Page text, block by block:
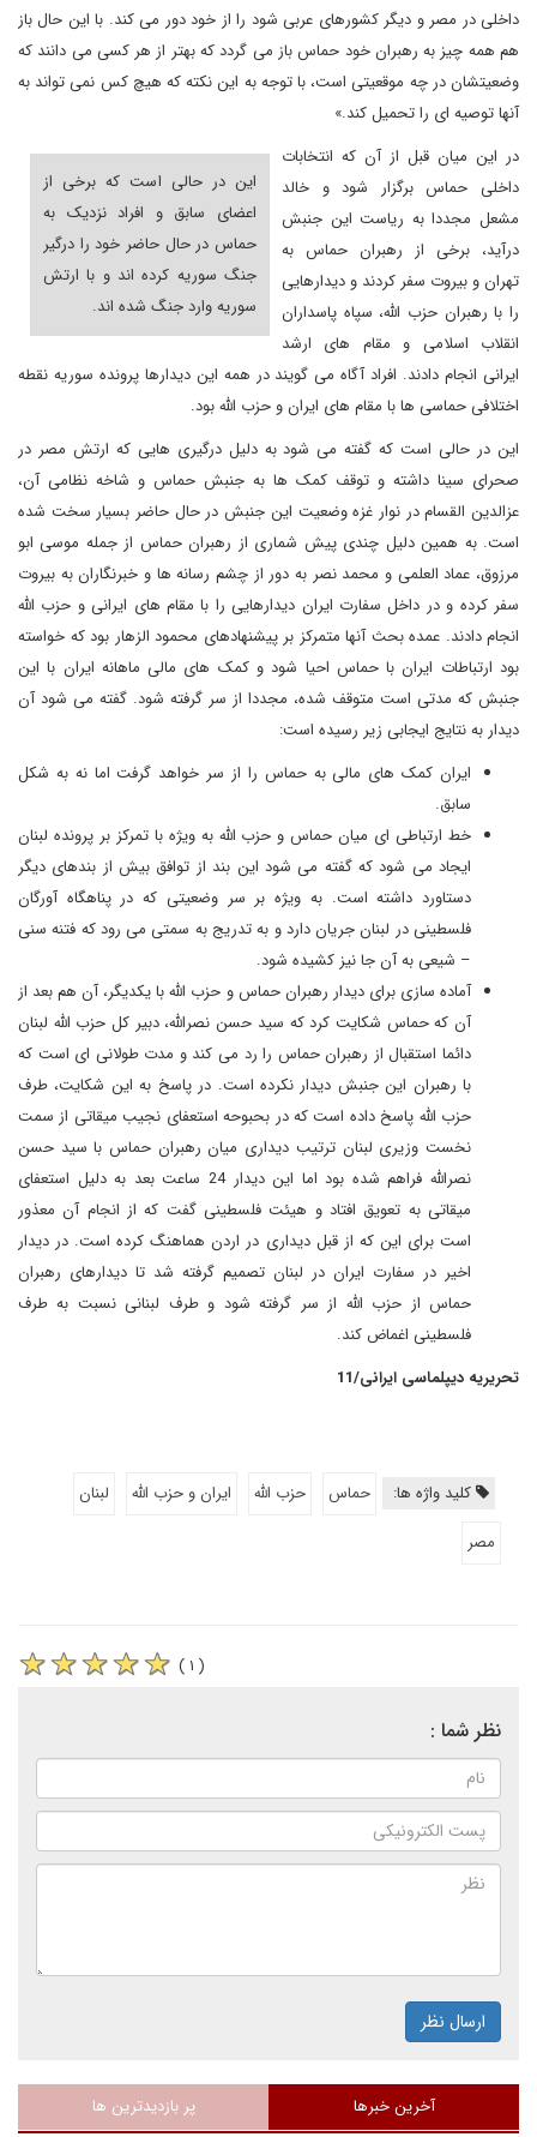
داخلی در مصر و دیگر کشورهای عربی شود را از خود دور می کند. با این حال باز
هم همه چیز به رهبران خود حماس باز می گردد که بهتر از هر کسی می دانند که
وضعیتشان در چه موقعیتی است، با توجه به این نکته که هیچ کس نمی تواند به
آنها توصیه ای را تحمیل کند.»
این در حالی است که برخی از
اعضای سابق و افراد نزدیک به
حماس در حال حاضر خود را درگیر
جنگ سوریه کرده اند و با ارتش
سوریه وارد جنگ شده اند.
در این میان قبل از آن که انتخابات
داخلی حماس برگزار شود و خالد
مشعل مجددا به ریاست این جنبش
درآید، برخی از رهبران حماس به
تهران و بیروت سفر کردند و دیدارهایی
را با رهبران حزب الله، سپاه پاسداران
انقلاب اسلامی و مقام های ارشد
ایرانی انجام دادند. افراد آگاه می گویند در همه این دیدارها پرونده سوریه نقطه
اختلافی حماسی ها با مقام های ایران و حزب الله بود.
این در حالی است که گفته می شود به دلیل درگیری هایی که ارتش مصر در
صحرای سینا داشته و توقف کمک ها به جنبش حماس و شاخه نظامی آن،
عزالدین القسام در نوار غزه وضعیت این جنبش در حال حاضر بسیار سخت شده
است. به همین دلیل چندی پیش شماری از رهبران حماس از جمله موسی ابو
مرزوق، عماد العلمی و محمد نصر به دور از چشم رسانه ها و خبرنگاران به بیروت
سفر کرده و در داخل سفارت ایران دیدارهایی را با مقام های ایرانی و حزب الله
انجام دادند. عمده بحث آنها متمرکز بر پیشنهادهای محمود الزهار بود که خواسته
بود ارتباطات ایران با حماس احیا شود و کمک های مالی ماهانه ایران با این
جنبش که مدتی است متوقف شده، مجددا از سر گرفته شود. گفته می شود آن
دیدار به نتایج ایجابی زیر رسیده است:
ایران کمک های مالی به حماس را از سر خواهد گرفت اما نه به شکل
سابق.
خط ارتباطی ای میان حماس و حزب الله به ویژه با تمرکز بر پرونده لبنان
ایجاد می شود که گفته می شود این بند از توافق بیش از بندهای دیگر
دستاورد داشته است. به ویژه بر سر وضعیتی که در پناهگاه آورگان
فلسطینی در لبنان جریان دارد و به تدریج به سمتی می رود که فتنه سنی
– شیعی به آن جا نیز کشیده شود.
آماده سازی برای دیدار رهبران حماس و حزب الله با یکدیگر، آن هم بعد از
آن که حماس شکایت کرد که سید حسن نصرالله، دبیر کل حزب الله لبنان
دائما استقبال از رهبران حماس را رد می کند و مدت طولانی ای است که
با رهبران این جنبش دیدار نکرده است. در پاسخ به این شکایت، طرف
حزب الله پاسخ داده است که در بحبوحه استعفای نجیب میقاتی از سمت
نخست وزیری لبنان ترتیب دیداری میان رهبران حماس با سید حسن
نصرالله فراهم شده بود اما این دیدار 24 ساعت بعد به دلیل استعفای
میقاتی به تعویق افتاد و هیئت فلسطینی گفت که از انجام آن معذور
است برای این که از قبل دیداری در اردن هماهنگ کرده است. در دیدار
اخیر در سفارت ایران در لبنان تصمیم گرفته شد تا دیدارهای رهبران
حماس از حزب الله از سر گرفته شود و طرف لبنانی نسبت به طرف
فلسطینی اغماض کند.
تحریریه دیپلماسی ایرانی/11
کلید واژه ها: حماس حزب الله ایران و حزب الله
لبنان
مصر
( ۱ )
نظر شما :
ارسال نظر
آخرین خبرها پر بازدیدترین ها